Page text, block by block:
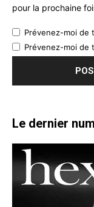
pour la prochaine
Prévenez-moi de
Prévenez-moi de
Le dernier